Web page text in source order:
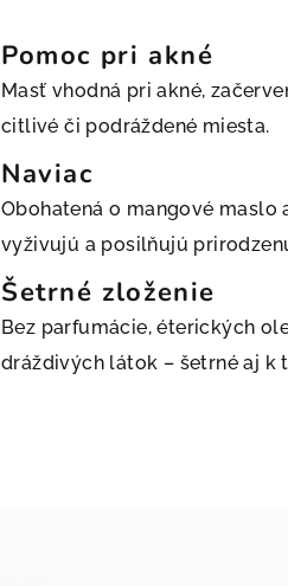
Pomoc pri akné
Masť vhodná pri akné,
citlivé či podráždené miesta.
Naviac
Obohatená o mangové maslo
vyživujú a posilňujú
Šetrné zloženie
Bez parfumácie, éterických
dráždivých látok – šetrné aj k